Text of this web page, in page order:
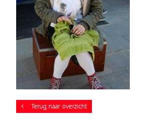
Terug naar overzicht